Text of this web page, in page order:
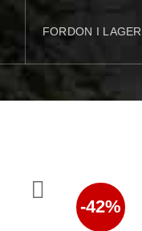
FORDON I LAGER
-42%